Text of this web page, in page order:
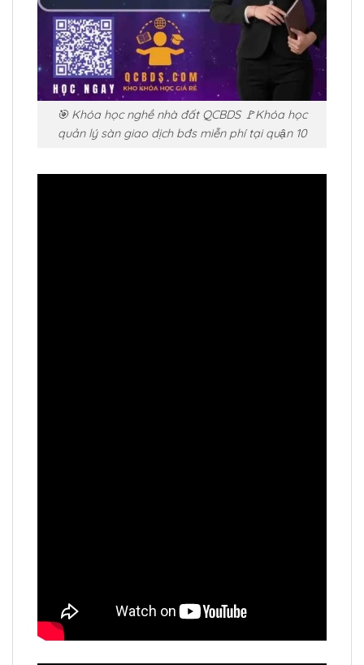
🎯 Khóa học nghề nhà đất QCBDS 🚩Khóa học
quản lý sàn giao dịch bđs miễn phí tại quận 10